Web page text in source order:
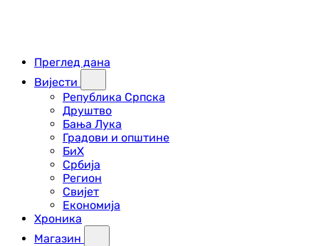
Преглед дана
Вијести
Република Српска
Друштво
Бања Лука
Градови и општине
БиХ
Србија
Регион
Свијет
Економија
Хроника
Магазин